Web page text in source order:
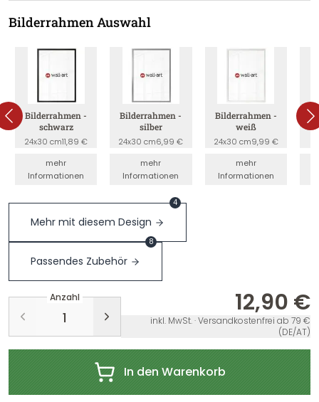
Bilderrahmen Auswahl
Bilderrahmen -
schwarz
24x30 cm11,89 €
mehr
Informationen
Bilderrahmen -
silber
24x30 cm6,99 €
mehr
Informationen
Bilderrahmen -
weiß
24x30 cm9,99 €
mehr
Informationen
Mehr mit diesem Design
4
Passendes Zubehör
8
Anzahl 12,90 €
inkl. MwSt. · Versandkostenfrei ab 79 €
(DE/AT)
In den Warenkorb